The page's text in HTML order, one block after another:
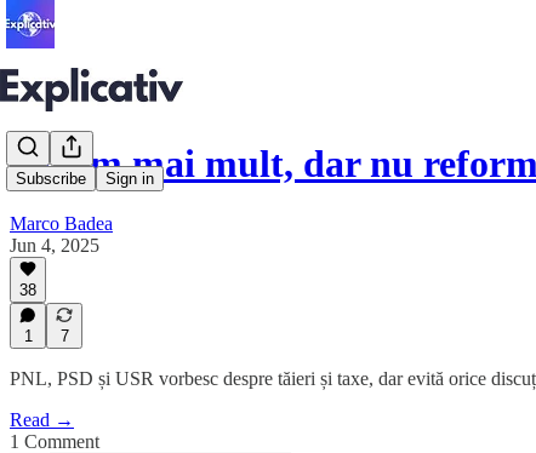
Subscribe Sign in
Taxăm mai mult, dar nu
Marco Badea
Jun 4, 2025
38
1 7
PNL, PSD și USR vorbesc despre tăieri și taxe, dar evită orice
Read →
1 Comment